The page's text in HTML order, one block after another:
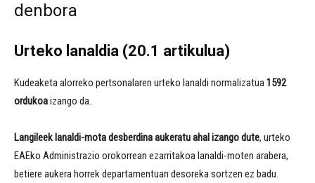
denbora
Urteko lanaldia (20.1 artikulua)
Kudeaketa alorreko pertsonalaren urteko lanaldi normalizatua1592
ordukoaizango da.
Langileek lanaldi-mota desberdina aukeratu ahal izango dute, urteko
EAEko Administrazio orokorrean ezarritakoa lanaldi-moten arabera,
betiere aukera horrek departamentuan desoreka sortzen ez badu.